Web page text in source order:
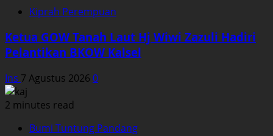
Kiprah Perempuan
Ketua GOW Tanah Laut Hj Wiwi Zazuli Hadiri
Pelantikan BKOW Kalsel
Ins 7 Agustus 2026 0
2 minutes read
Bumi Tuntung Pandang